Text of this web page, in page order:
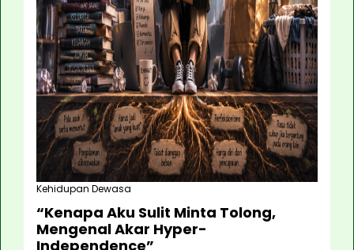
Kehidupan Dewasa
“Kenapa Aku Sulit Minta Tolong,
Mengenal Akar Hyper-
Independence”